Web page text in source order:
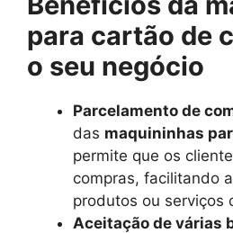
para cartão de
o seu negócio
Parcelamento de
das maquininhas
permite que os
compras, facilitando
produtos ou serviços
Aceitação de várias